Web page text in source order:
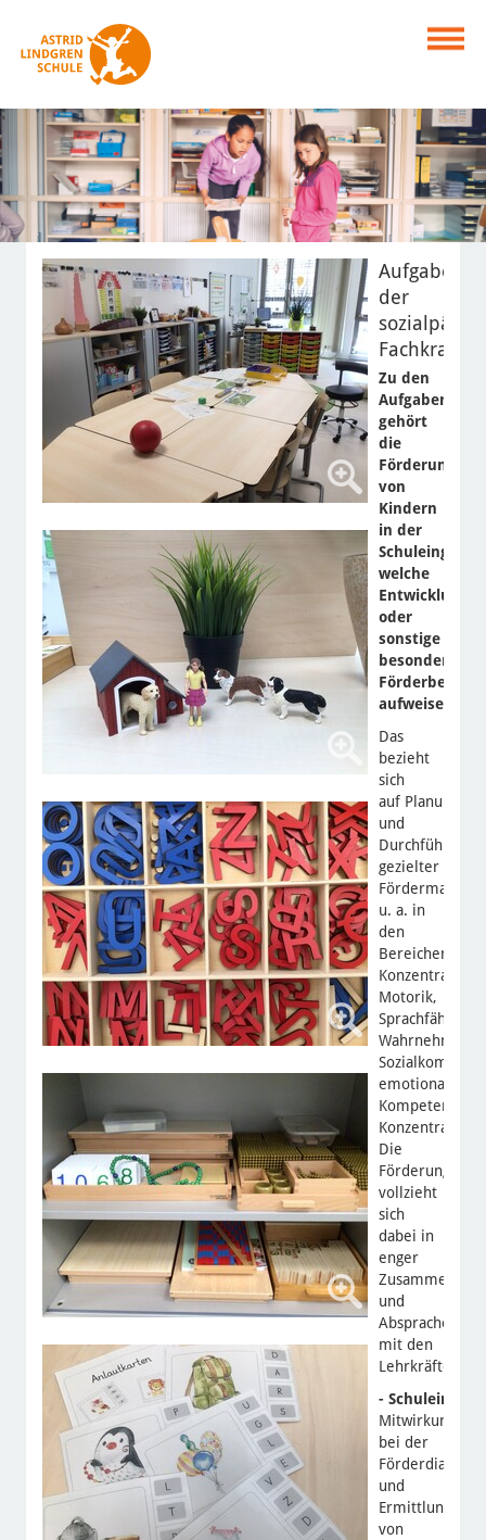
Aufgaben
der
Fachkraft
Zu den
Aufgaben
gehört
die
Förderung
von
Kindern
in der
welche
oder
sonstige
besondere
Förderbedarfe
aufweisen:
Das
bezieht
sich
auf Planung
und
Durchführung
gezielter
u. a. in
den
Bereichen
Konzentration,
Motorik,
Wahrnehmung,
emotionale
Kompetenz,
Konzentration.
Die
Förderung
vollzieht
sich
dabei in
enger
und
Absprache
mit den
Lehrkräften.
-
Mitwirkung
bei der
und
Ermittlung
von